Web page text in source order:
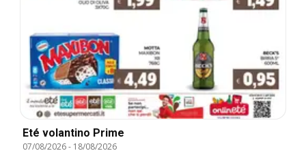
Eté volantino Prime
07/08/2026- 18/08/2026